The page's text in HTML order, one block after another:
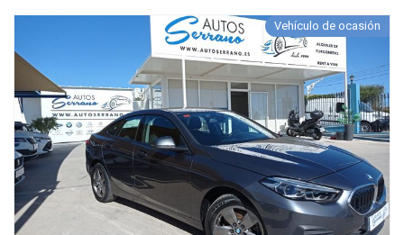
Vehículo de ocasión